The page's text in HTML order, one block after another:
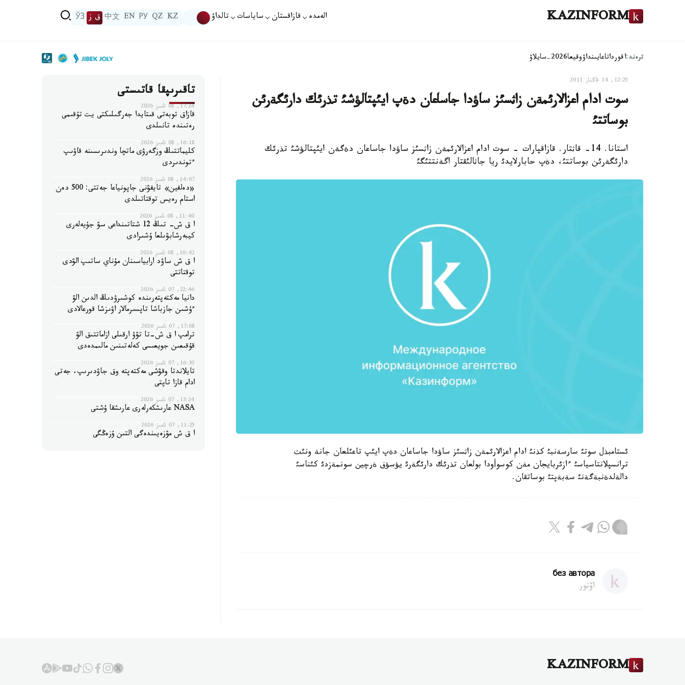
KAZINFORM الەمدە قازاقستان ساياسات تالداۋ KZ
QZ
РУ
EN
中文 ق ز ЎЗ
ترەند:اقورداتاعايىنداۋوقيعا2026-سايلاۋ
12:25, 14 قاڭتار 2011
سوت ادام اعزالارئمةن زاثسئز ساؤدا جاساعان دةپ ايئپتالؤشئ تذرئك دارئگةرئن
بوساتتئ
استانا. 14- قاثتار. قازاقپارات - سوت ادام اعزالارئمةن زاثسئز ساؤدا جاساعان دةگةن ايئپتالؤشئ تذرئك
دارئگةرئن بوساتتئ، دةپ حابارلايدئ ريا جاثالئقتار اگةنتتئگئ
ئستامبذل سوتئ سارسةنبئ كذنئ ادام اعزالارئمةن زاثسئز ساؤدا جاساعان دةپ ايئپ تاعئلعان جانة ونئث
ترانسپلانتاسياسئ ءازئربايجان مةن كوسوأودا بولعان تذرئك دارئگةرئ يؤسؤف ةرچين سونمةزدئ كئناسئ
دالةلدةنبةگةنئ سةبةپتئ بوساتقان.
без автора
اۆتور
تاقىرىپقا قاتىستى
17:24, 08 تامىز 2026
قازاق توبەتى قىتايدا جەرگىلىكتى يت تۇقىمى
رەتىندە تانىلدى
16:18, 08 تامىز 2026
كليماتتىڭ وزگەرۋى ماتچا وندىرىسىنە قاۋىپ
ءتوندىردى
14:07, 08 تامىز 2026
«دەلفين» تايفۋنى جاپونياعا جەتتى: 500 دەن
استام رەيس توقتاتىلدى
11:40, 08 تامىز 2026
ا ق ش- تىڭ 12 شتاتىنداعى سۋ جۇيەلەرى
كيبەرشابۋىلعا ۇشىرادى
10:42, 08 تامىز 2026
ا ق ش ساۋد ارابياسىنان مۇناي ساتىپ الۋدى
توقتاتتى
22:46, 07 تامىز 2026
دانيا مەكتەپتەرىندە كوشىرۋدىڭ الدىن الۋ
ءۇشىن جازباشا تاپسىرمالار اۋىزشا قورعالادى
17:08, 07 تامىز 2026
ترامپ ا ق ش-تا تۋۋ ارقىلى ازاماتتىق الۋ
قۇقىعىن جويعىسى كەلەتىنىن مالىمدەدى
16:30, 07 تامىز 2026
تايلاندتا وقۋشى مەكتەپتە وق جاۋدىرىپ، جەتى
ادام قازا تاپتى
13:24, 07 تامىز 2026
NASA عارىشكەرلەرى عارىشقا ۇشتى
11:25, 07 تامىز 2026
ا ق ش مۋزەيىندەگى التىن ۇزەڭگى
KAZINFORM